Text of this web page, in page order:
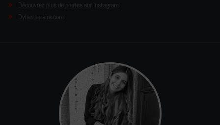
Découvrez plus de photos sur Instagram
Dylan-pereira.com